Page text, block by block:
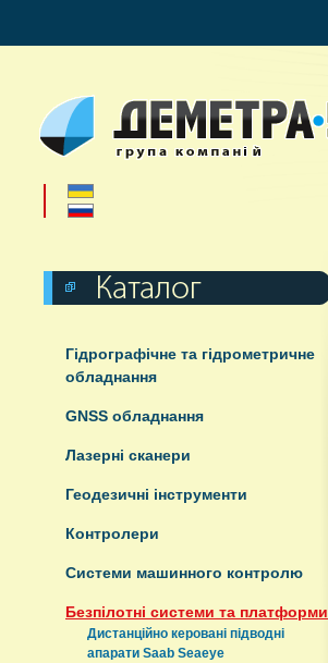
Гідрографічне та гідрометричне
обладнання
GNSS обладнання
Лазерні сканери
Геодезичні інструменти
Контролери
Системи машинного контролю
Безпілотні системи та платформи
Дистанційно керовані підводні
апарати Saab Seaeye